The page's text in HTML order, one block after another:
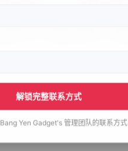
解锁完整联系方式
Bang Yen Gadget's 管理团队的联系方式